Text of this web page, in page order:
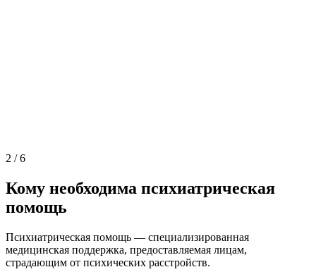
2 /6
Кому необходима психиатрическая
помощь
Психиатрическая помощь — специализированная
медицинская поддержка, предоставляемая лицам,
страдающим от психических расстройств.